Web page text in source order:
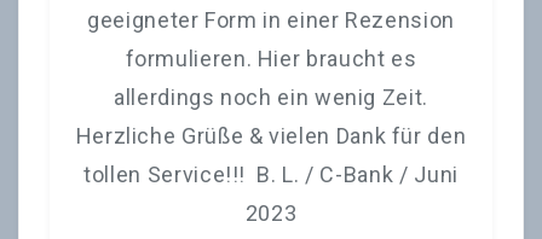
geeigneter Form in einer Rezension
formulieren. Hier braucht es
allerdings noch ein wenig Zeit.
Herzliche Grüße & vielen Dank für den
tollen Service!!! B. L. / C-Bank / Juni
2023